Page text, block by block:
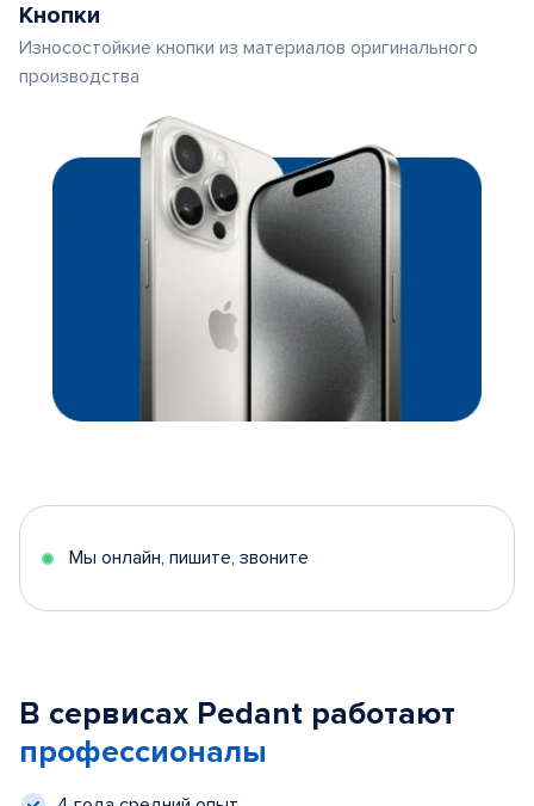
Кнопки
Износостойкие кнопки из материалов оригинального
производства
Мы онлайн, пишите, звоните
В сервисах Pedant работают
профессионалы